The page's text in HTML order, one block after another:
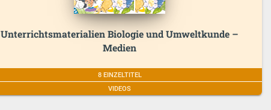
Unterrichtsmaterialien Biologie und Umweltkunde –
Medien
8 EINZELTITEL
VIDEOS